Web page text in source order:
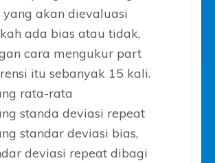
akan dievaluasi
ada bias atau tidak,
cara mengukur part
itu sebanyak 15 kali.
rata-rata
standa deviasi repeat
standar deviasi bias,
deviasi repeat dibagi